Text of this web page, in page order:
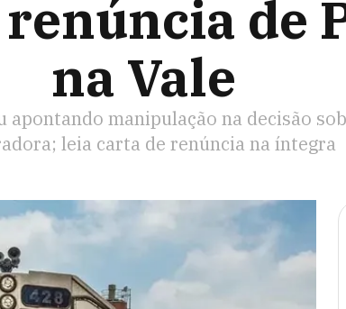
de
na Vale
apontando manipulação na decisão
leia carta de renúncia na íntegra